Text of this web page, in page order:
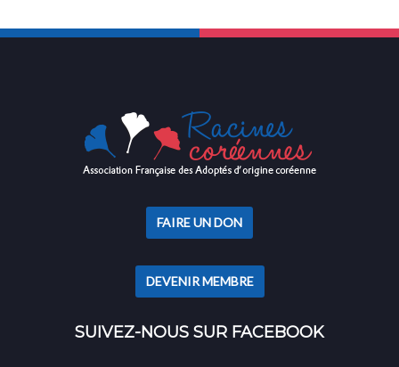
FAIRE UN DON
DEVENIR MEMBRE
SUIVEZ-NOUS SUR FACEBOOK